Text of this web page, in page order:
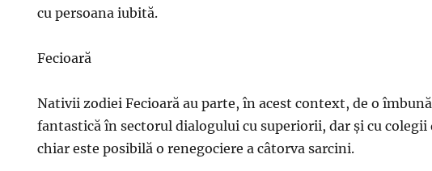
cu persoana iubită.
Fecioară
Nativii zodiei Fecioară au parte, în acest context, de o
fantastică în sectorul dialogului cu superiorii, dar și cu colegii
chiar este posibilă o renegociere a câtorva sarcini.